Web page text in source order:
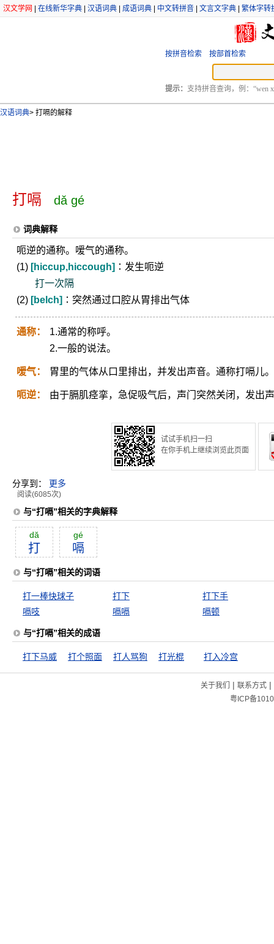
汉文学网 在线新华字典 汉语词典 成语词典 中文转拼音 文言文字典 繁体字转
按拼音检索 按部首检索
提示： 支持拼音查询，例：“wen
汉语词典> 打嗝的解释
打嗝 dǎ gé
词典解释
呃逆的通称。嗳气的通称。
(1) [hiccup,hiccough] ∶发生呃逆
打一次隔
(2) [belch] ∶突然通过口腔从胃排出气体
通称：
1.通常的称呼。
2.一般的说法。
嗳气： 胃里的气体从口里排出，并发出声音。通称打嗝儿。
呃逆： 由于膈肌痉挛，急促吸气后，声门突然关闭，发出
试试手机扫一扫
在你手机上继续浏览此页面
分享到： 更多
阅读(6085次)
与“打嗝”相关的字典解释
dă
打
gé
嗝
与“打嗝”相关的词语
打一棒快球子 打下
打下手
嗝吱
嗝嗝 嗝顿
与“打嗝”相关的成语
打下马威 打个照面 打人骂狗 打光棍 打入冷宫
关于我们 | 联系方式|
粤ICP备